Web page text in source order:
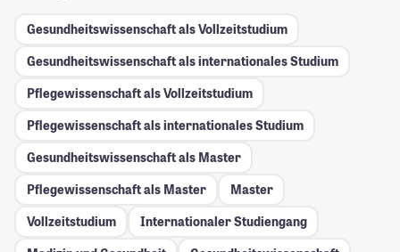
Gesundheitswissenschaft als Vollzeitstudium
Gesundheitswissenschaft als internationales Studium
Pflegewissenschaft als Vollzeitstudium
Pflegewissenschaft als internationales Studium
Gesundheitswissenschaft als Master
Pflegewissenschaft als Master
Master
Vollzeitstudium
Internationaler Studiengang